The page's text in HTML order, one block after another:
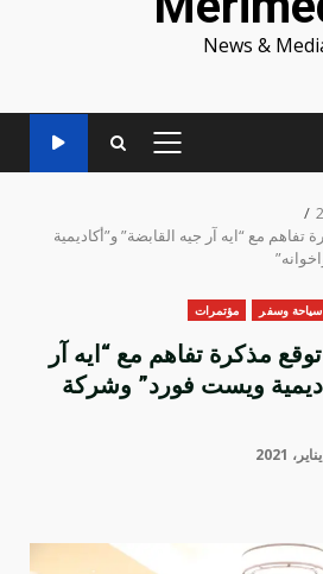
News &
PRIMARY
مع “ايه آر جيه القابضة” و”أكاديمية
سياحة وسفر مؤتمرات
مذكرة تفاهم مع “ايه آر
ويست فورد” وشركة